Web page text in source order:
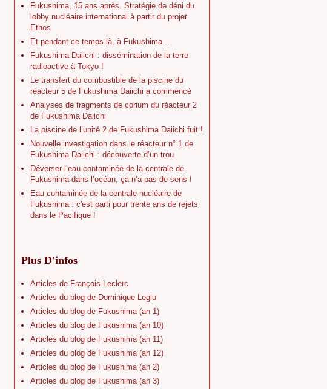
Fukushima, 15 ans après. Stratégie de déni du
lobby nucléaire international à partir du projet
Ethos
Et pendant ce temps-là, à Fukushima...
Fukushima Daiichi : dissémination de la terre
radioactive à Tokyo !
Le transfert du combustible de la piscine du
réacteur 5 de Fukushima Daiichi a commencé
Analyses de fragments de corium du réacteur 2
de Fukushima Daiichi
La piscine de l’unité 2 de Fukushima Daiichi fuit !
Nouvelle investigation dans le réacteur n° 1 de
Fukushima Daiichi : découverte d’un trou
Déverser l’eau contaminée de la centrale de
Fukushima dans l’océan, ça n’a pas de sens !
Eau contaminée de la centrale nucléaire de
Fukushima : c'est parti pour trente ans de rejets
dans le Pacifique !
Plus D'infos
Articles de François Leclerc
Articles du blog de Dominique Leglu
Articles du blog de Fukushima (an 1)
Articles du blog de Fukushima (an 10)
Articles du blog de Fukushima (an 11)
Articles du blog de Fukushima (an 12)
Articles du blog de Fukushima (an 2)
Articles du blog de Fukushima (an 3)